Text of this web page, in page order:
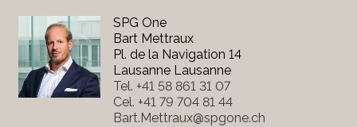
SPG One
Bart Mettraux
Pl. de la Navigation 14
Lausanne Lausanne
Tel. +41 58 861 31 07
Cel. +41 79 704 81 44
Bart.Mettraux@spgone.ch